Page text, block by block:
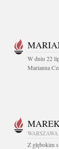
W dniu 22
Marianna
WARSZAWA
Z głębokim